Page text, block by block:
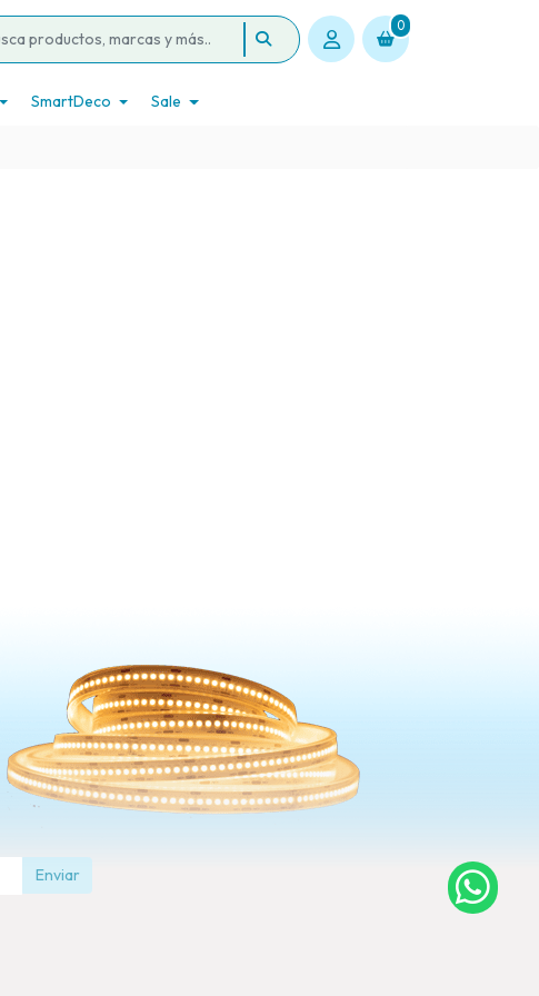
0
SmartDeco Sale
Enviar